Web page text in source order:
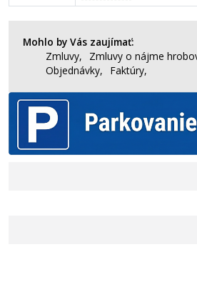
Mohlo by Vás zaujímať:
Zmluvy,
Zmluvy o nájme
Objednávky,
Faktúry,